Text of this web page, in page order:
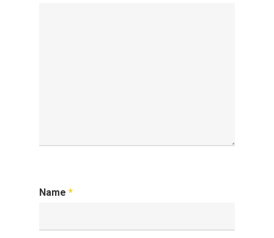
Name *